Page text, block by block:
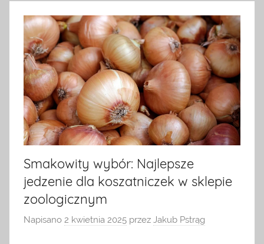
temat
terrarystyki
akwarystyki.
Zapraszamy!
Smakowity wybór: Najlepsze
jedzenie dla koszatniczek w sklepie
zoologicznym
Napisano 2 kwietnia 2025 przez Jakub Pstrąg